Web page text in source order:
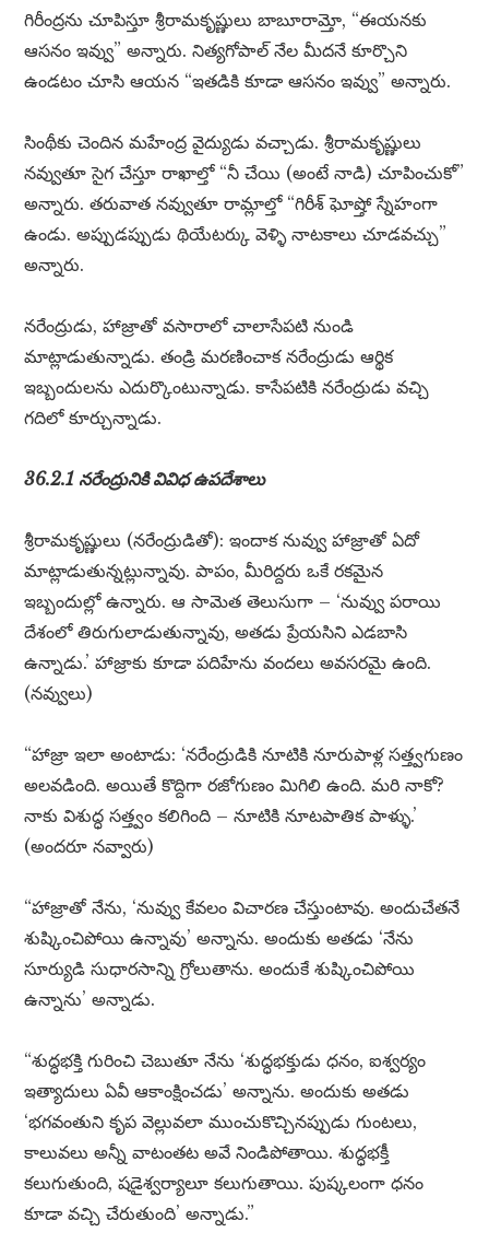
గిరీంద్రను చూపిస్తూ శ్రీరామకృష్ణులు బాబూరామ్తో, “ఈయనకు
ఆసనం ఇవ్వు” అన్నారు. నిత్యగోపాల్ నేల మీదనే కూర్చొని
ఉండటం చూసి ఆయన “ఇతడికి కూడా ఆసనం ఇవ్వు” అన్నారు.
సింథీకు చెందిన మహేంద్ర వైద్యుడు వచ్చాడు. శ్రీరామకృష్ణులు
నవ్వుతూ సైగ చేస్తూ రాఖాల్తో “నీ చేయి (అంటే నాడి) చూపించుకో”
అన్నారు. తరువాత నవ్వుతూ రామ్లాల్తో “గిరీశ్ ఘోష్తో స్నేహంగా
ఉండు. అప్పుడప్పుడు థియేటర్కు వెళ్ళి నాటకాలు చూడవచ్చు”
అన్నారు.
నరేంద్రుడు, హాజ్రాతో వసారాలో చాలాసేపటి నుండి
మాట్లాడుతున్నాడు. తండ్రి మరణించాక నరేంద్రుడు ఆర్థిక
ఇబ్బందులను ఎదుర్కొంటున్నాడు. కాసేపటికి నరేంద్రుడు వచ్చి
గదిలో కూర్చున్నాడు.
36.2.1 నరేంద్రునికి వివిధ ఉపదేశాలు
శ్రీరామకృష్ణులు (నరేంద్రుడితో): ఇందాక నువ్వు హాజ్రాతో ఏదో
మాట్లాడుతున్నట్లున్నావు. పాపం, మీరిద్దరు ఒకే రకమైన
ఇబ్బందుల్లో ఉన్నారు. ఆ సామెత తెలుసుగా – ‘నువ్వు పరాయి
దేశంలో తిరుగులాడుతున్నావు, అతడు ప్రేయసిని ఎడబాసి
ఉన్నాడు.’ హాజ్రాకు కూడా పదిహేను వందలు అవసరమై ఉంది.
(నవ్వులు)
“హాజ్రా ఇలా అంటాడు: ‘నరేంద్రుడికి నూటికి నూరుపాళ్ల సత్త్వగుణం
అలవడింది. అయితే కొద్దిగా రజోగుణం మిగిలి ఉంది. మరి నాకో?
నాకు విశుద్ధ సత్త్వం కలిగింది – నూటికి నూటపాతిక పాళ్ళు.’
(అందరూ నవ్వారు)
“హాజ్రాతో నేను, ‘నువ్వు కేవలం విచారణ చేస్తుంటావు. అందుచేతనే
శుష్కించిపోయి ఉన్నావు’ అన్నాను. అందుకు అతడు ‘నేను
సూర్యుడి సుధారసాన్ని గ్రోలుతాను. అందుకే శుష్కించిపోయి
ఉన్నాను’ అన్నాడు.
“శుద్ధభక్తి గురించి చెబుతూ నేను ‘శుద్ధభక్తుడు ధనం, ఐశ్వర్యం
ఇత్యాదులు ఏవీ ఆకాంక్షించడు’ అన్నాను. అందుకు అతడు
‘భగవంతుని కృప వెల్లువలా ముంచుకొచ్చినప్పుడు గుంటలు,
కాలువలు అన్నీ వాటంతట అవే నిండిపోతాయి. శుద్ధభక్తీ
కలుగుతుంది, షడైశ్వర్యాలూ కలుగుతాయి. పుష్కలంగా ధనం
కూడా వచ్చి చేరుతుంది’ అన్నాడు.”